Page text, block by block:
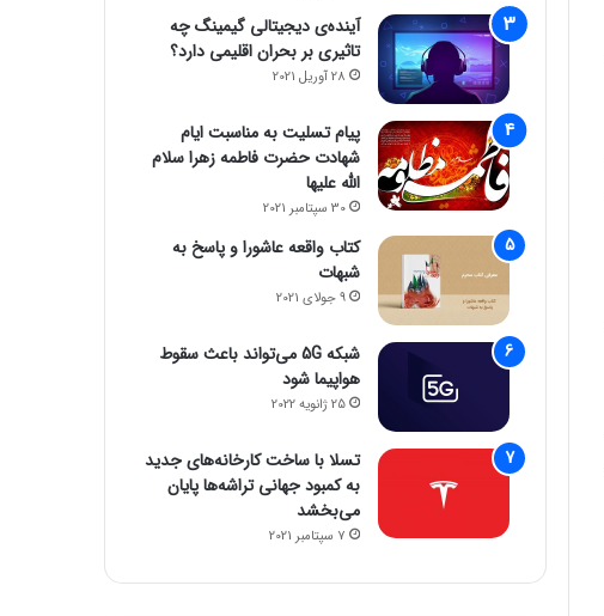
آینده‌ی دیجیتالی گیمینگ چه
تاثیری بر بحران اقلیمی دارد؟
28 آوریل 2021
پیام تسلیت به مناسبت ایام
شهادت حضرت فاطمه زهرا سلام
الله علیها
30 سپتامبر 2021
کتاب واقعه عاشورا و پاسخ به
شبهات
9 جولای 2021
شبکه 5G می‌تواند باعث سقوط
هواپیما شود
25 ژانویه 2022
تسلا با ساخت کارخانه‌های جدید
به کمبود جهانی تراشه‌ها پایان
می‌بخشد
7 سپتامبر 2021